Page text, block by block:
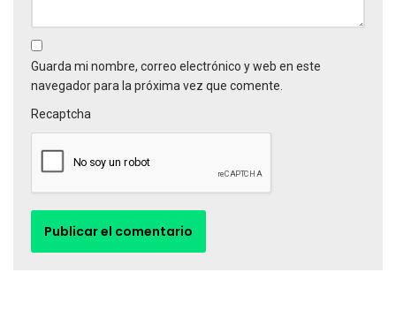
Guarda mi nombre, correo electrónico y web en este
navegador para la próxima vez que comente.
Recaptcha